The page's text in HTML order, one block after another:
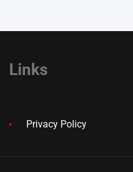
Links
Privacy Policy